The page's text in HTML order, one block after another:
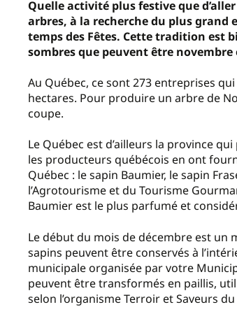
Quelle activité plus festive que
arbres, à la recherche du plus grand
temps des Fêtes. Cette tradition est
sombres que peuvent être novembre
Au Québec, ce sont 273 entreprises
hectares. Pour produire un arbre de
coupe.
Le Québec est d’ailleurs la province
les producteurs québécois en ont
Québec : le sapin Baumier, le sapin
l’Agrotourisme et du Tourisme
Baumier est le plus parfumé et
Le début du mois de décembre est un
sapins peuvent être conservés à
municipale organisée par votre
peuvent être transformés en paillis,
selon l’organisme Terroir et Saveurs